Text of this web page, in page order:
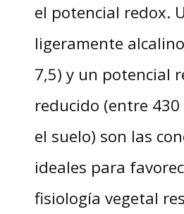
el potencial redox.
ligeramente
7,5) y un potencial
reducido (entre 430
el suelo) son las
ideales para
fisiología vegetal